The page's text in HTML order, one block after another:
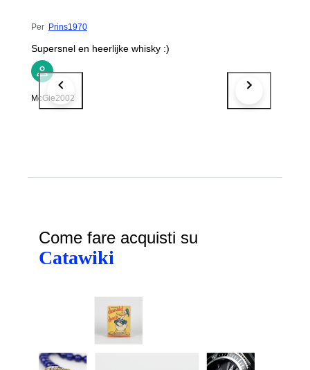
Per Prins1970
Supersnel en heerlijke whisky :)
McGie2002
Come fare acquisti su
Catawiki